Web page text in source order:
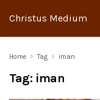
Christus Medium
Home Tag iman
Tag: iman